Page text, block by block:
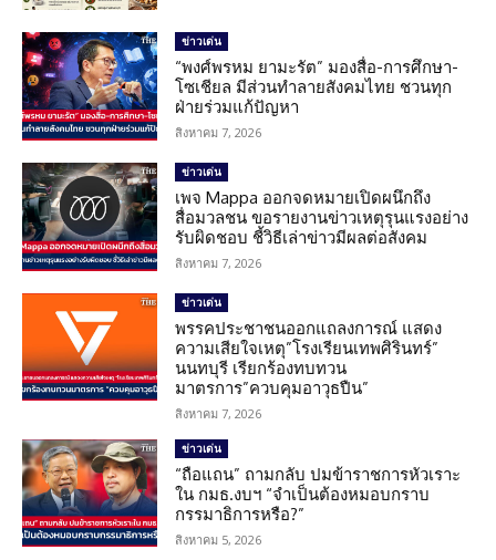
ข่าวเด่น
“พงศ์พรหม ยามะรัต” มองสื่อ-การศึกษา-
โซเชียล มีส่วนทำลายสังคมไทย ชวนทุก
ฝ่ายร่วมแก้ปัญหา
สิงหาคม 7, 2026
ข่าวเด่น
เพจ Mappa ออกจดหมายเปิดผนึกถึง
สื่อมวลชน ขอรายงานข่าวเหตุรุนแรงอย่าง
รับผิดชอบ ชี้วิธีเล่าข่าวมีผลต่อสังคม
สิงหาคม 7, 2026
ข่าวเด่น
พรรคประชาชนออกแถลงการณ์ แสดง
ความเสียใจเหตุ”โรงเรียนเทพศิรินทร์”
นนทบุรี เรียกร้องทบทวน
มาตรการ”ควบคุมอาวุธปืน”
สิงหาคม 7, 2026
ข่าวเด่น
“ถือแถน” ถามกลับ ปมข้าราชการหัวเราะ
ใน กมธ.งบฯ “จำเป็นต้องหมอบกราบ
กรรมาธิการหรือ?”
สิงหาคม 5, 2026